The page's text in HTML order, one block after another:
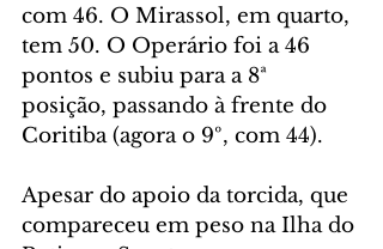
com 46. O Mirassol, em quarto,
tem 50. O Operário foi a 46
pontos e subiu para a 8ª
posição, passando à frente do
Coritiba (agora o 9º, com 44).
Apesar do apoio da torcida, que
compareceu em peso na Ilha do